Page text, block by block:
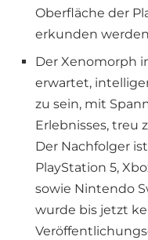
Oberfläche der
erkunden
Der Xenomorph
erwartet,
zu sein, mit
Erlebnisses, treu
Der Nachfolger
PlayStation 5,
sowie Nintendo
wurde bis jetzt